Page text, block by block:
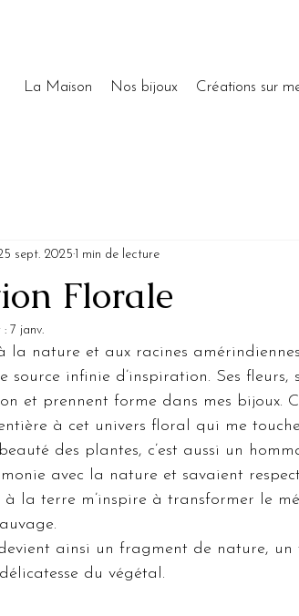
La Maison Nos bijoux Créations sur
Florale
sept. 2025 1 min de lecture
:7 janv.
la nature et aux racines amérindiennes
source infinie d’inspiration. Ses fleurs,
et prennent forme dans mes bijoux.
à cet univers floral qui me
des plantes, c’est aussi un
avec la nature et savaient
à la terre m’inspire à transformer le
ainsi un fragment de nature,
du végétal.